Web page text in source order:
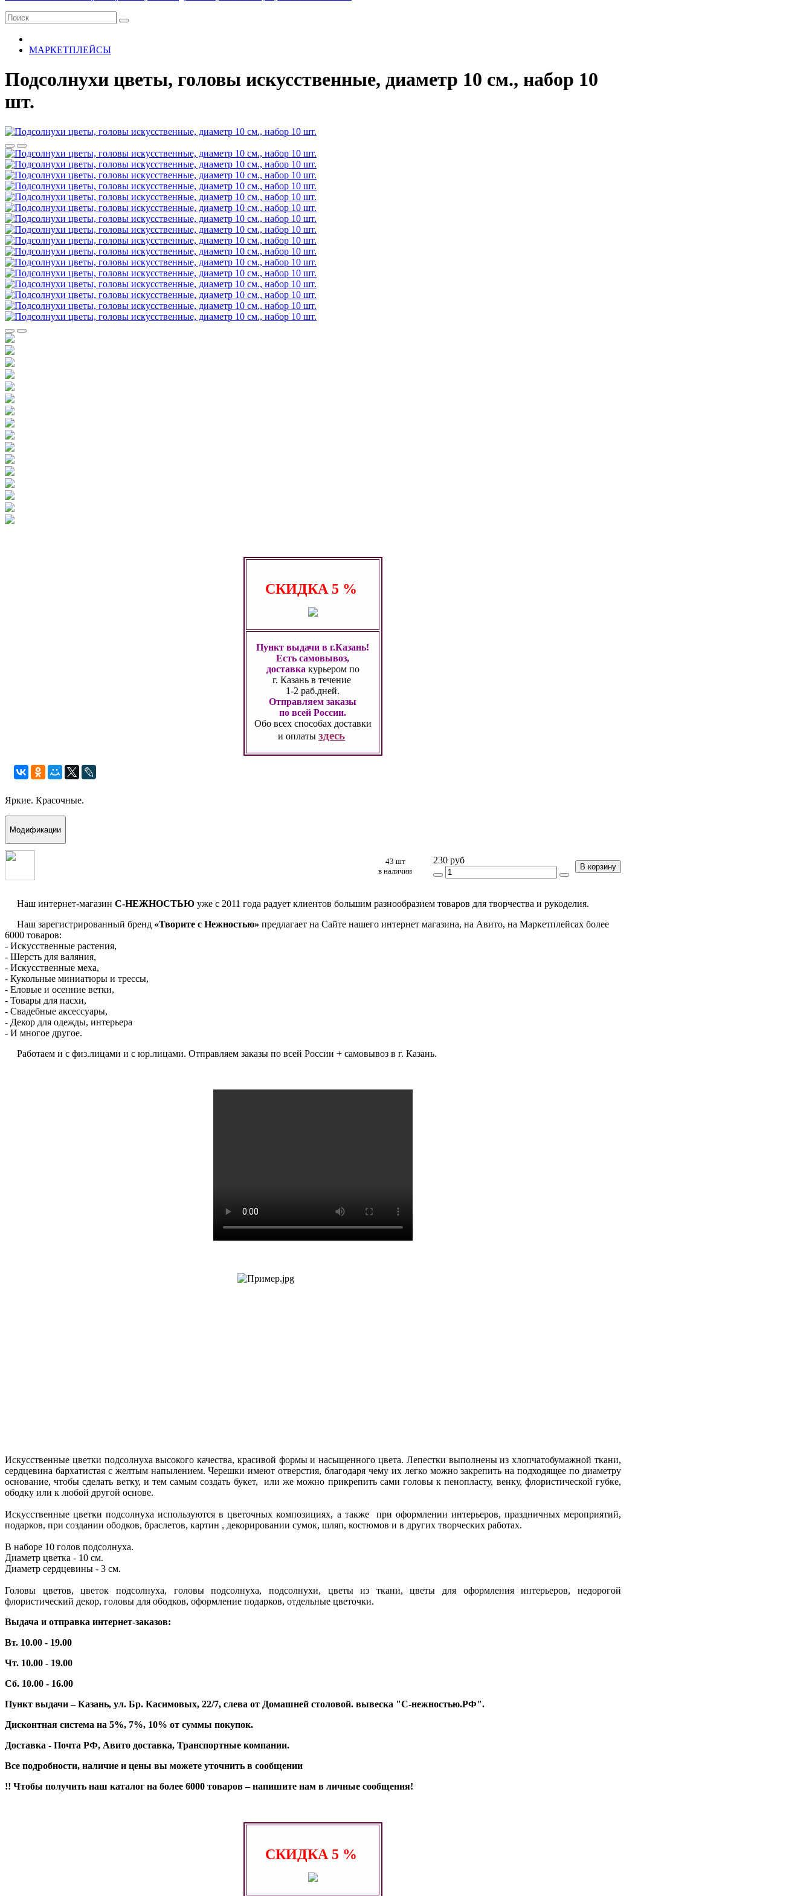
МАРКЕТПЛЕЙСЫ
Подсолнухи цветы, головы искусственные, диаметр 10 см., набор 10
шт.
СКИДКА 5 %
Пункт выдачи в г.Казань!
Есть самовывоз,
доставка курьером по
г. Казань в течение
1-2 раб.дней.
Отправляем заказы
по всей России.
Обо всех способах доставки
и оплатыздесь
Яркие. Красочные.
Модификации
43 шт
в наличии
230 руб
В корзину
Наш интернет-магазин С-НЕЖНОСТЬЮ уже с 2011 года радует клиентов большим разнообразием товаров для творчества и рукоделия.
Наш зарегистрированный бренд «Творите с Нежностью» предлагает на Сайте нашего интернет магазина, на Авито, на Маркетплейсах более
6000 товаров:
- Искусственные растения,
- Шерсть для валяния,
- Искусственные меха,
- Кукольные миниатюры и трессы,
- Еловые и осенние ветки,
- Товары для пасхи,
- Свадебные аксессуары,
- Декор для одежды, интерьера
- И многое другое.
Работаем и с физ.лицами и с юр.лицами. Отправляем заказы по всей России + самовывоз в г. Казань.
Искусственные цветки подсолнуха высокого качества, красивой формы и насыщенного цвета. Лепестки выполнены из хлопчатобумажной ткани,
сердцевина бархатистая с желтым напылением. Черешки имеют отверстия, благодаря чему их легко можно закрепить на подходящее по диаметру
основание, чтобы сделать ветку, и тем самым создать букет, или же можно прикрепить сами головы к пенопласту, венку, флористической губке,
ободку или к любой другой основе.
Искусственные цветки подсолнуха используются в цветочных композициях, а также при оформлении интерьеров, праздничных мероприятий,
подарков, при создании ободков, браслетов, картин , декорировании сумок, шляп, костюмов и в других творческих работах.
В наборе 10 голов подсолнуха.
Диаметр цветка - 10 см.
Диаметр сердцевины - 3 см.
Головы цветов, цветок подсолнуха, головы подсолнуха, подсолнухи, цветы из ткани, цветы для оформления интерьеров, недорогой
флористический декор, головы для ободков, оформление подарков, отдельные цветочки.
Выдача и отправка интернет-заказов:
Вт. 10.00 - 19.00
Чт. 10.00 - 19.00
Сб. 10.00 - 16.00
Пункт выдачи – Казань, ул. Бр. Касимовых, 22/7, слева от Домашней столовой. вывеска "С-нежностью.РФ".
Дисконтная система на 5%, 7%, 10% от суммы покупок.
Доставка - Почта РФ, Авито доставка, Транспортные компании.
Все подробности, наличие и цены вы можете уточнить в сообщении
!! Чтобы получить наш каталог на более 6000 товаров – напишите нам в личные сообщения!
СКИДКА 5 %